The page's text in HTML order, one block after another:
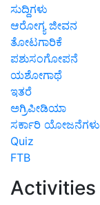
ಸುದ್ದಿಗಳು
ಆರೋಗ್ಯ ಜೀವನ
ತೋಟಗಾರಿಕೆ
ಪಶುಸಂಗೋಪನೆ
ಯಶೋಗಾಥೆ
ಇತರೆ
ಅಗ್ರಿಪೀಡಿಯಾ
ಸರ್ಕಾರಿ ಯೋಜನೆಗಳು
Quiz
FTB
Activities